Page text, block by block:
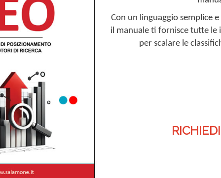
Con un linguaggio semplice
il manuale ti fornisce tutte le
per scalare le